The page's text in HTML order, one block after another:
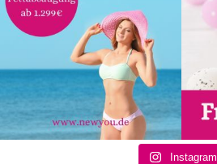
Instagram